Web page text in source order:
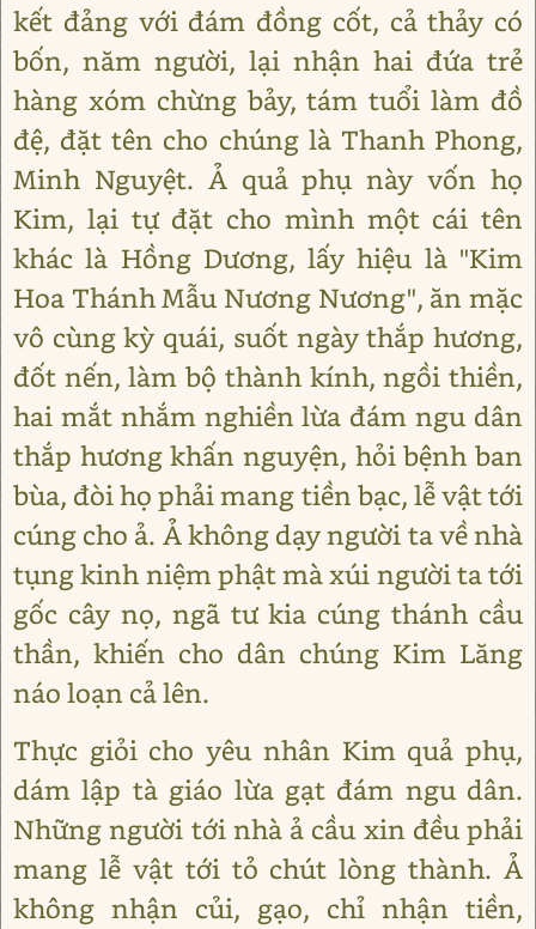
kết đảng với đám đồng cốt, cả thảy có
bốn, năm người, lại nhận hai đứa trẻ
hàng xóm chừng bảy, tám tuổi làm đồ
đệ, đặt tên cho chúng là Thanh Phong,
Minh Nguyệt. Ả quả phụ này vốn họ
Kim, lại tự đặt cho mình một cái tên
khác là Hồng Dương, lấy hiệu là "Kim
Hoa Thánh Mẫu Nương Nương", ăn mặc
vô cùng kỳ quái, suốt ngày thắp hương,
đốt nến, làm bộ thành kính, ngồi thiền,
hai mắt nhắm nghiền lừa đám ngu dân
thắp hương khấn nguyện, hỏi bệnh ban
bùa, đòi họ phải mang tiền bạc, lễ vật tới
cúng cho ả. Ả không dạy người ta về nhà
tụng kinh niệm phật mà xúi người ta tới
gốc cây nọ, ngã tư kia cúng thánh cầu
thần, khiến cho dân chúng Kim Lăng
náo loạn cả lên.
Thực giỏi cho yêu nhân Kim quả phụ,
dám lập tà giáo lừa gạt đám ngu dân.
Những người tới nhà ả cầu xin đều phải
mang lễ vật tới tỏ chút lòng thành. Ả
không nhận củi, gạo, chỉ nhận tiền,